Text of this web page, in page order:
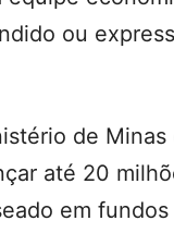
ou
de
até 20
em